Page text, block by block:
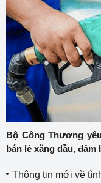
Bộ Công Thương
bán lẻ xăng dầu, đảm
Thông tin mới về